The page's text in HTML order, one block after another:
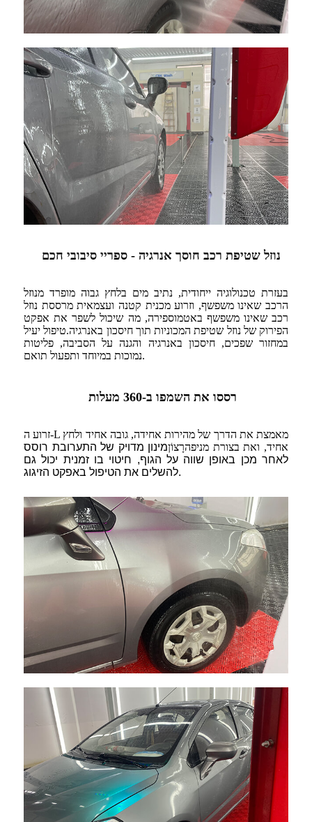
נוזל שטיפת רכב חוסך אנרגיה - ספריי סיבובי חכם
בעזרת טכנולוגיה ייחודית, נתיב מים בלחץ גבוה מופרד מנוזל
הרכב שאינו משפשף, וזרוע מכנית קטנה ועצמאית מרססת נוזל
רכב שאינו משפשף באטמוספירה, מה שיכול לשפר את אפקט
הפירוק של נוזל שטיפת המכוניות תוך חיסכון באנרגיה.טיפול יעיל
במחזור שפכים, חיסכון באנרגיה והגנה על הסביבה, פליטות
נמוכות במיוחד ותפעול תואם.
רססו את השמפו ב-360 מעלות
זרוע ה-L ​​מאמצת את הדרך של מהירות אחידה, גובה אחיד ולחץ
אחיד, ואת בצורת מניפהרָצוֹןמינון מדויק של התערובת רוסס
לאחר מכן באופן שווה על הגוף, חיטוי בו זמנית יכול גם
להשלים את הטיפול באפקט הזיגוג.